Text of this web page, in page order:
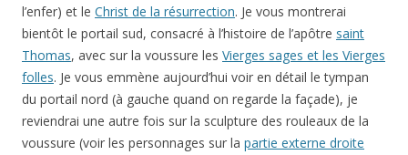
l’enfer) et le Christ de la résurrection. Je vous montrerai
bientôt le portail sud, consacré à l’histoire de l’apôtre saint
Thomas, avec sur la voussure les Vierges sages et les Vierges
folles. Je vous emmène aujourd’hui voir en détail le tympan
du portail nord (à gauche quand on regarde la façade), je
reviendrai une autre fois sur la sculpture des rouleaux de la
voussure (voir les personnages sur la partie externe droite